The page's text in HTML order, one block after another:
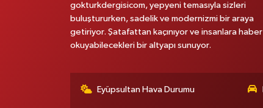
gokturkdergisicom, yepyeni temasıyla sizleri
buluştururken, sadelik ve modernizmi bir araya
getiriyor. Şatafattan kaçınıyor ve insanlara haber
okuyabilecekleri bir altyapı sunuyor.
Eyüpsultan Hava Durumu
TEKNOLOJİ
TİCARET